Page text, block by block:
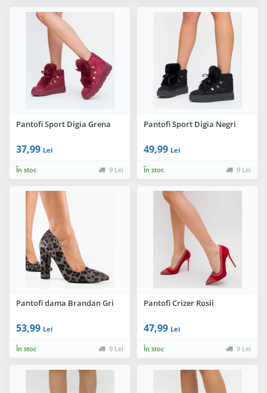
Pantofi Sport Digia Grena
37,99 Lei
În stoc 9 Lei
Pantofi Sport Digia Negri
49,99 Lei
În stoc 9 Lei
Pantofi dama Brandan Gri
53,99 Lei
În stoc 9 Lei
Pantofi Crizer Rosii
47,99 Lei
În stoc 9 Lei